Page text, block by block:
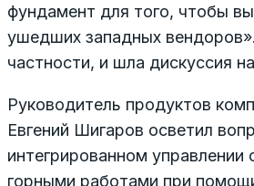
фундамент для того, чтобы
ушедших западных
частности, и шла дискуссия
Руководитель продуктов
Евгений Шигаров осветил
интегрированном
горными работами при